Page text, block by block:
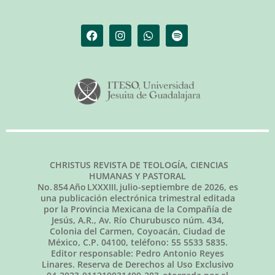
CHRISTUS REVISTA DE TEOLOGÍA, CIENCIAS
HUMANAS Y PASTORAL
No.854Año LXXXIII, julio-septiembre de 2026, es
una publicación electrónica trimestral editada
por la Provincia Mexicana de la Compañía de
Jesús, A.R., Av. Río Churubusco núm. 434,
Colonia del Carmen, Coyoacán, Ciudad de
México, C.P. 04100, teléfono: 55 5533 5835.
Editor responsable: Pedro Antonio Reyes
Linares. Reserva de Derechos al Uso Exclusivo